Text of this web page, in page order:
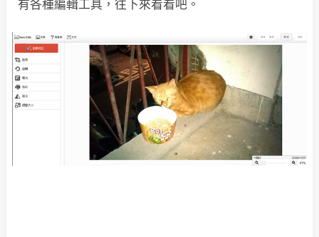
有各種編輯工具，往下來看看吧。